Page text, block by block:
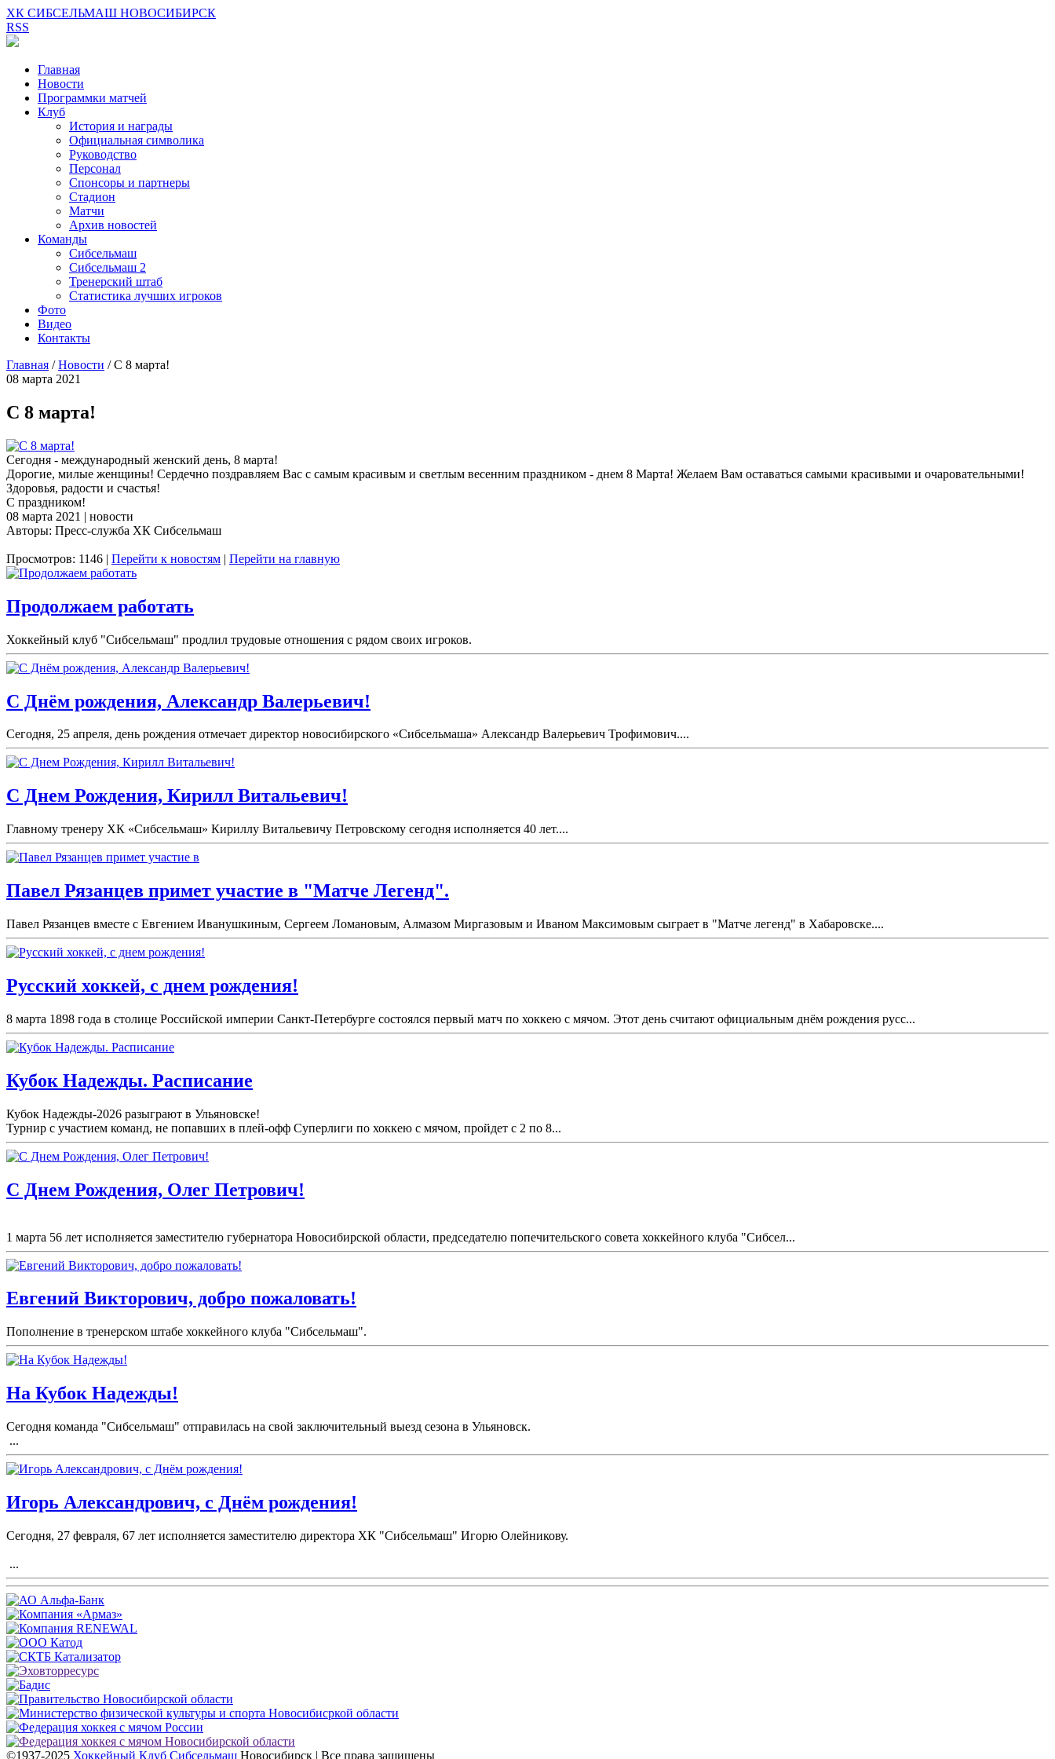
ХК СИБСЕЛЬМАШ НОВОСИБИРСК
RSS
Главная
Новости
Программки матчей
Клуб
История и награды
Официальная символика
Руководство
Персонал
Спонсоры и партнеры
Стадион
Матчи
Архив новостей
Команды
Сибсельмаш
Сибсельмаш 2
Тренерский штаб
Статистика лучших игроков
Фото
Видео
Контакты
Главная /Новости /С 8 марта!
08 марта 2021
С 8 марта!
Сегодня - международный женский день, 8 марта!
Дорогие, милые женщины! Сердечно поздравляем Вас с самым красивым и светлым весенним праздником - днем 8 Марта! Желаем Вам оставаться самыми красивыми и очаровательными!
Здоровья, радости и счастья!
С праздником!
08 марта 2021 | новости
Авторы: Пресс-служба ХК Сибсельмаш
Просмотров: 1146 | Перейти к новостям | Перейти на главную
Продолжаем работать
Хоккейный клуб "Сибсельмаш" продлил трудовые отношения с рядом своих игроков.
С Днём рождения, Александр Валерьевич!
Сегодня, 25 апреля, день рождения отмечает директор новосибирского «Сибсельмаша» Александр Валерьевич Трофимович....
С Днем Рождения, Кирилл Витальевич!
Главному тренеру ХК «Сибсельмаш» Кириллу Витальевичу Петровскому сегодня исполняется 40 лет....
Павел Рязанцев примет участие в "Матче Легенд".
Павел Рязанцев вместе с Евгением Иванушкиным, Сергеем Ломановым, Алмазом Миргазовым и Иваном Максимовым сыграет в "Матче легенд" в Хабаровске....
Русский хоккей, с днем рождения!
8 марта 1898 года в столице Российской империи Санкт-Петербурге состоялся первый матч по хоккею с мячом. Этот день считают официальным днём рождения русс...
Кубок Надежды. Расписание
Кубок Надежды-2026 разыграют в Ульяновске!
Турнир с участием команд, не попавших в плей-офф Суперлиги по хоккею с мячом, пройдет с 2 по 8...
С Днем Рождения, Олег Петрович!
1 марта 56 лет исполняется заместителю губернатора Новосибирской области, председателю попечительского совета хоккейного клуба "Сибсел...
Евгений Викторович, добро пожаловать!
Пополнение в тренерском штабе хоккейного клуба "Сибсельмаш".
На Кубок Надежды!
Сегодня команда "Сибсельмаш" отправилась на свой заключительный выезд сезона в Ульяновск.
...
Игорь Александрович, с Днём рождения!
Сегодня, 27 февраля, 67 лет исполняется заместителю директора ХК "Сибсельмаш" Игорю Олейникову.
...
©1937-2025 Хоккейный Клуб Сибсельмаш Новосибирск | Все права защищены